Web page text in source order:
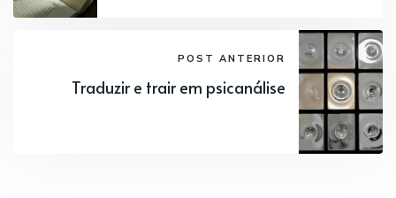
POST ANTERIOR
Traduzir e trair em psicanálise